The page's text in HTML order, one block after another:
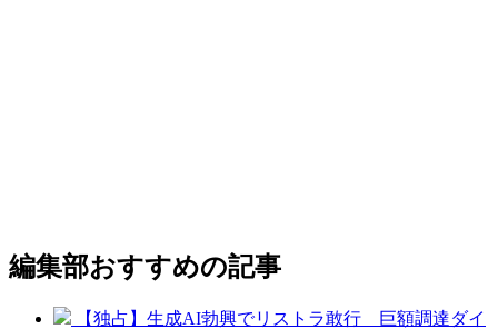
編集部おすすめの記事
【独占】生成AI勃興でリストラ敢行 巨額調達ダイ